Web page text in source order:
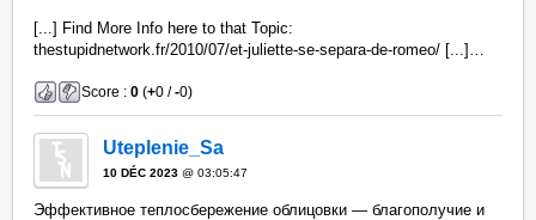
[...] Find More Info here to that Topic:
thestupidnetwork.fr/2010/07/et-juliette-se-separa-de-romeo/ [...]…
Score :0 (+0 /-0)
Uteplenie_Sa
10 DÉC 2023 @ 03:05:47
Эффективное теплосбережение облицовки — благополучие и